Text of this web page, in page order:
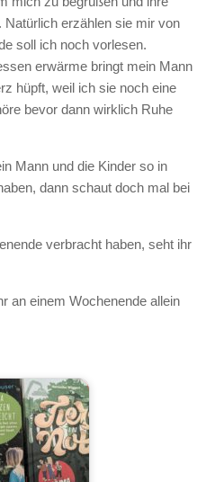
erzählen sie mir von
soll ich noch vorlesen.
erwärme bringt mein Mann
hüpft, weil ich sie noch eine
bevor dann wirklich Ruhe
Mann und die Kinder so in
dann schaut doch mal bei
verbracht haben, seht ihr
an einem Wochenende allein